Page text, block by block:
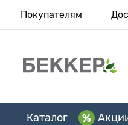
Покупателям
Каталог